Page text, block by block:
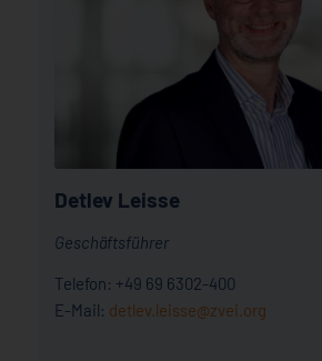
Detlev Leisse
Geschäftsführer
Telefon: +49 69 6302-400
E-Mail: detlev.leisse@zvei.org